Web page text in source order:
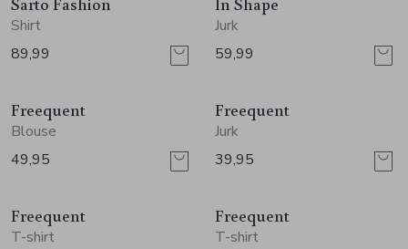
Schoenen
Shirts en tops
Truien en vesten
T-shirts en polos
Truien en vesten
Sokken
Tassen
Shirt
89,99
Jurk
59,99
Nieuw
Freequent
Blouse
49,95
Nieuw
Freequent
Jurk
39,95
Nieuw
Freequent
T-shirt
Nieuw
Freequent
T-shirt